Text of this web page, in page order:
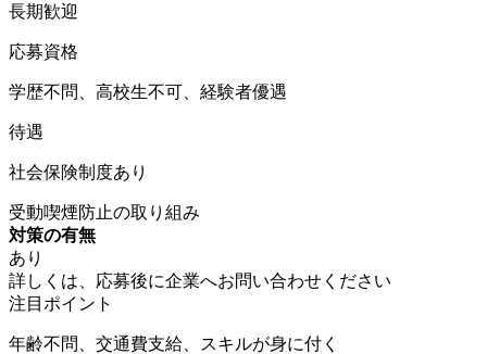
長期歓迎
応募資格
学歴不問、高校生不可、経験者優遇
待遇
社会保険制度あり
受動喫煙防止の取り組み
対策の有無
あり
詳しくは、応募後に企業へお問い合わせください
注目ポイント
年齢不問、交通費支給、スキルが身に付く